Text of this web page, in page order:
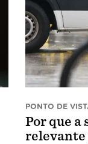
PONTO DE
Por que a
relevante